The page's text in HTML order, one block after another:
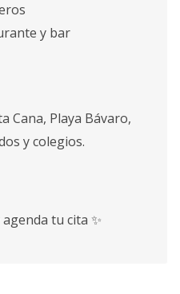
y bar
Cana, Playa Bávaro,
y colegios.
tu cita ✨